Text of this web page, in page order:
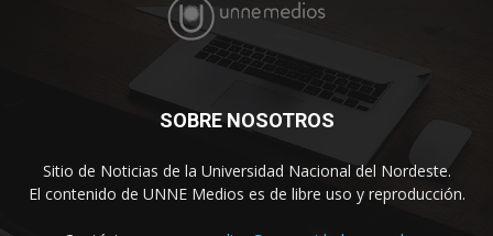
SOBRE NOSOTROS
Sitio de Noticias de la Universidad Nacional del Nordeste.
El contenido de UNNE Medios es de libre uso y reproducción.